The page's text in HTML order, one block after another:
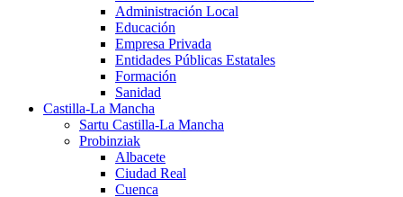
Administración Local
Educación
Empresa Privada
Entidades Públicas Estatales
Formación
Sanidad
Castilla-La Mancha
Sartu Castilla-La Mancha
Probinziak
Albacete
Ciudad Real
Cuenca